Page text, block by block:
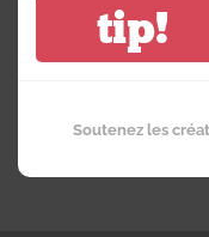
tip!
Soutenez les